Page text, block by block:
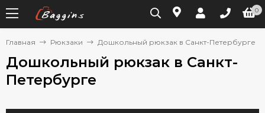
0
Главная Рюкзаки Дошкольный рюкзак в Санкт-Петербурге
Дошкольный рюкзак в Санкт-
Петербурге